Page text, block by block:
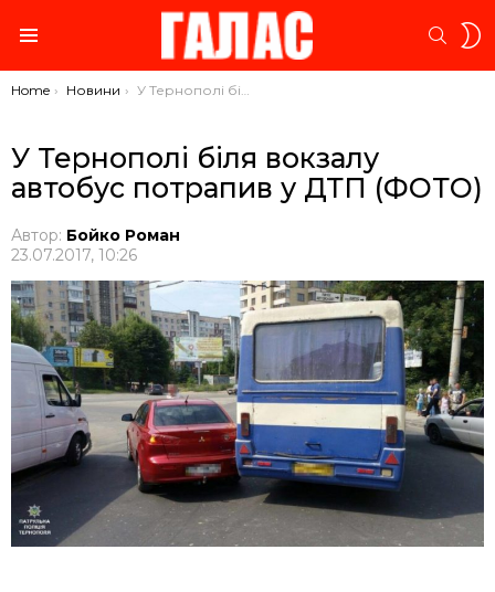
You are here:
Home Новини У Тернополі біля вокзалу автобус потрапив у ДТП (ФОТО)
У Тернополі біля вокзалу
автобус потрапив у ДТП (ФОТО)
Автор: Бойко Роман
23.07.2017, 10:26